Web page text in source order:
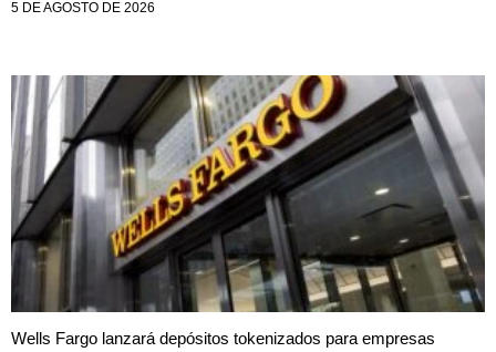
5 DE AGOSTO DE 2026
Wells Fargo lanzará depósitos tokenizados para empresas